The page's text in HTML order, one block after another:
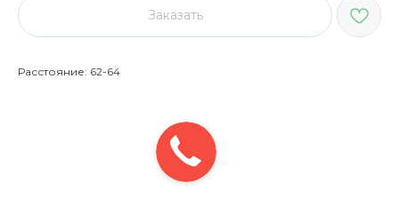
Заказать
Расстояние: 62-64